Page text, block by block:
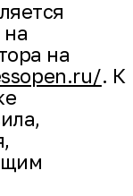
на
. К